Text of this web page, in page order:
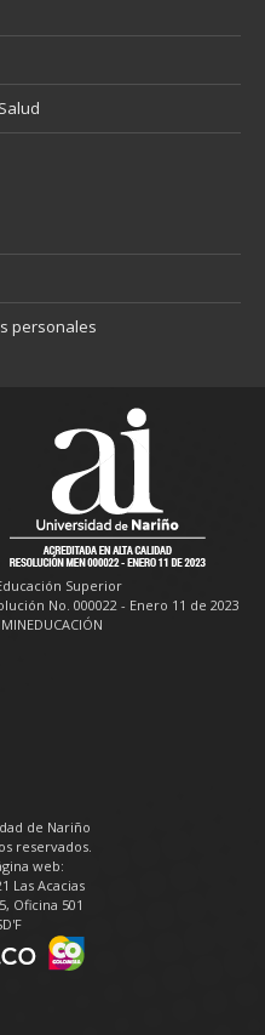
personales
Superior
No. 000022 - Enero 11 de 2023
de Nariño
reservados.
web:
Las Acacias
Oficina 501